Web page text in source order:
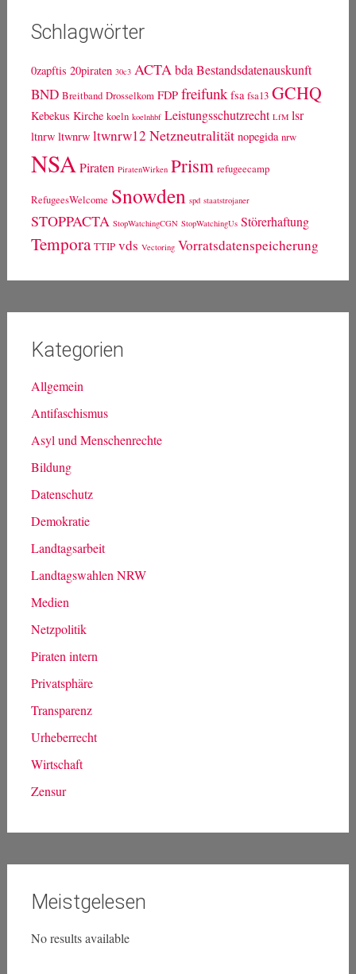
Schlagwörter
0zapftis 20piraten 30c3 ACTA bda Bestandsdatenauskunft
BND Breitband Drosselkom FDP freifunk fsa fsa13 GCHQ
Kebekus Kirche koeln koelnhbf Leistungsschutzrecht LfM lsr
ltnrw ltwnrw ltwnrw12 Netzneutralität nopegida nrw
NSA Piraten PiratenWirken Prism refugeecamp
RefugeesWelcome Snowden spd staatstrojaner
STOPPACTA StopWatchingCGN StopWatchingUs Störerhaftung
Tempora TTIP vds Vectoring Vorratsdatenspeicherung
Kategorien
Allgemein
Antifaschismus
Asyl und Menschenrechte
Bildung
Datenschutz
Demokratie
Landtagsarbeit
Landtagswahlen NRW
Medien
Netzpolitik
Piraten intern
Privatsphäre
Transparenz
Urheberrecht
Wirtschaft
Zensur
Meistgelesen
No results available